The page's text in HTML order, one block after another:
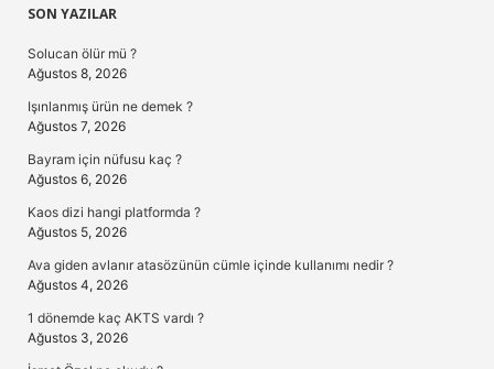
Sidebar
SON YAZILAR
Solucan ölür mü ?
Ağustos 8, 2026
Işınlanmış ürün ne demek ?
Ağustos 7, 2026
Bayram için nüfusu kaç ?
Ağustos 6, 2026
Kaos dizi hangi platformda ?
Ağustos 5, 2026
Ava giden avlanır atasözünün cümle içinde kullanımı nedir ?
Ağustos 4, 2026
1 dönemde kaç AKTS vardı ?
Ağustos 3, 2026